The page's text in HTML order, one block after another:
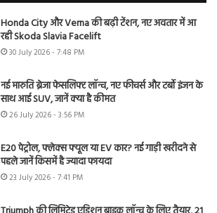
Honda City और Verna की बढ़ी टेंशन, नए अवतार में आ
रही Skoda Slavia Facelift
30 July 2026 - 7:48 PM
नई मारुति ब्रेजा फेसलिफ्ट लॉन्च, नए फीचर्स और टर्बो इंजन के
साथ आई SUV, जानें क्या है कीमत
26 July 2026 - 3:56 PM
E20 पेट्रोल, फ्लेक्स फ्यूल या EV कार? नई गाड़ी खरीदने से
पहले जानें किसमें है ज्यादा फायदा
23 July 2026 - 7:41 PM